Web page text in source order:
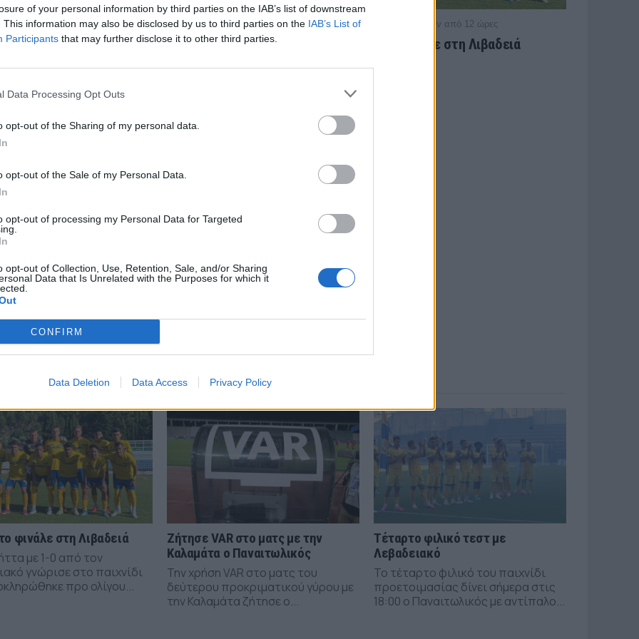
of your personal information by third parties on the IAB’s list of downstream
This information may also be disclosed by us to third parties on the IAB’s List of
Participants that may further disclose it to other third parties.
Data Processing Opt Outs
opt-out of the Sharing of my personal data.
opt-out of the Sale of my Personal Data.
opt-out of processing my Personal Data for Targeted
opt-out of Collection, Use, Retention, Sale, and/or Sharing
Data that Is Unrelated with the Purposes for which it
CONFIRM
Data Deletion Data Access Privacy Policy
μας στα αποτελέσματα αναζήτησης
on Google
που αγωνίζεται στην Πάσος Φερέιρα, με την
21 φορές, σκοράροντας δύο γκολ.
ποδοσφαιριστές που έχουν μπει στο
Ένας εξ αυτών και ο Μάρκους Άντονσον,
το χρόνο συμμετοχής που θα ήθελε. Ο
για να έρθει στη Super League. Εξελίξεις
ΣΧΟΛΙΑΣΤΕ
ΠΑΝΑΙΤΩΛΙΚΟΣ / πριν από 12 ώρες
Ήττα στο φινάλε στη Λιβαδειά
φινάλε στη Λιβαδειά
με 1-0 από τον
γνώρισε στο παιχνίδι
προ ολίγου...
Ζήτησε VAR στο ματς με την
Καλαμάτα ο Παναιτωλικός
Την χρήση VAR στο ματς του
δεύτερου προκριματικού γύρου με
την Καλαμάτα ζήτησε ο...
Τέταρτο φιλικό τεστ με
Λεβαδειακό
Το τέταρτο φιλικό του παιχνίδι
προετοιμασίας δίνει σήμερα στις
18:00 ο Παναιτωλικός με αντίπαλο...